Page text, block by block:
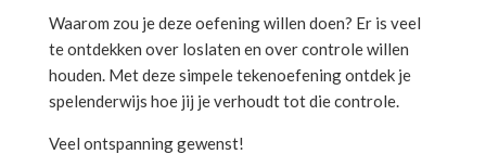
Waarom zou je deze oefening willen doen? Er is veel
te ontdekken over loslaten en over controle willen
houden. Met deze simpele tekenoefening ontdek je
spelenderwijs hoe jij je verhoudt tot die controle.
Veel ontspanning gewenst!